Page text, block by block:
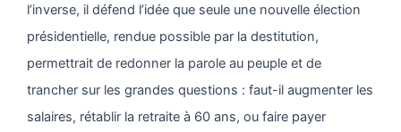
l’inverse, il défend l’idée que seule une nouvelle élection
présidentielle, rendue possible par la destitution,
permettrait de redonner la parole au peuple et de
trancher sur les grandes questions : faut-il augmenter les
salaires, rétablir la retraite à 60 ans, ou faire payer